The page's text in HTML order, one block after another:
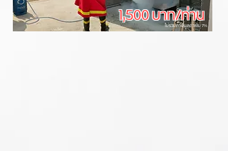
1,500 บาท/ท่าน
ไม่รวมภาษีมูลค่าเพิ่ม 7%